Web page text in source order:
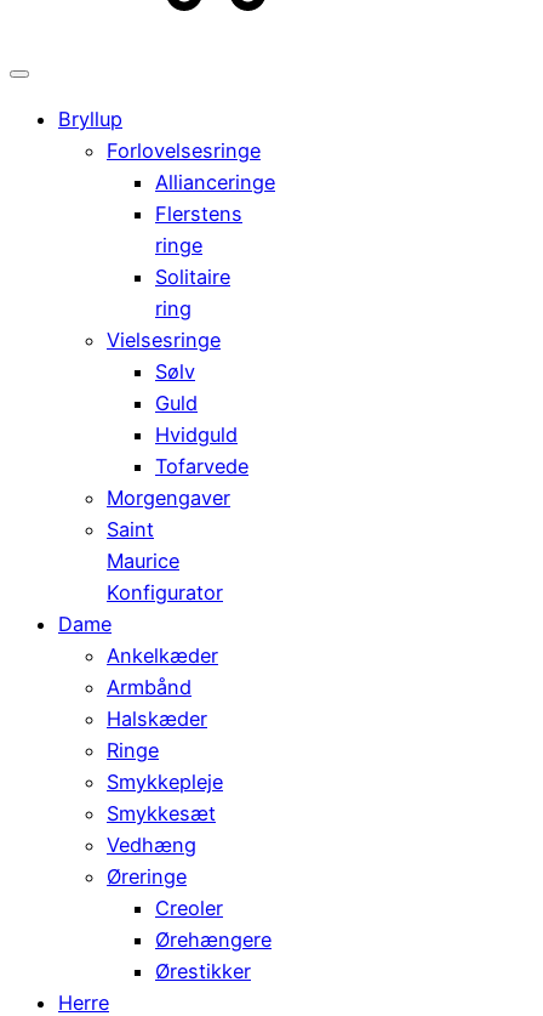
Bryllup
Forlovelsesringe
Allianceringe
Flerstens
ringe
Solitaire
ring
Vielsesringe
Sølv
Guld
Hvidguld
Tofarvede
Morgengaver
Saint
Maurice
Konfigurator
Dame
Ankelkæder
Armbånd
Halskæder
Ringe
Smykkepleje
Smykkesæt
Vedhæng
Øreringe
Creoler
Ørehængere
Ørestikker
Herre